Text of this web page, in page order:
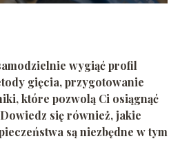
wygiąć profil
gięcia, przygotowanie
które pozwolą Ci osiągnąć
się również, jakie
są niezbędne w tym